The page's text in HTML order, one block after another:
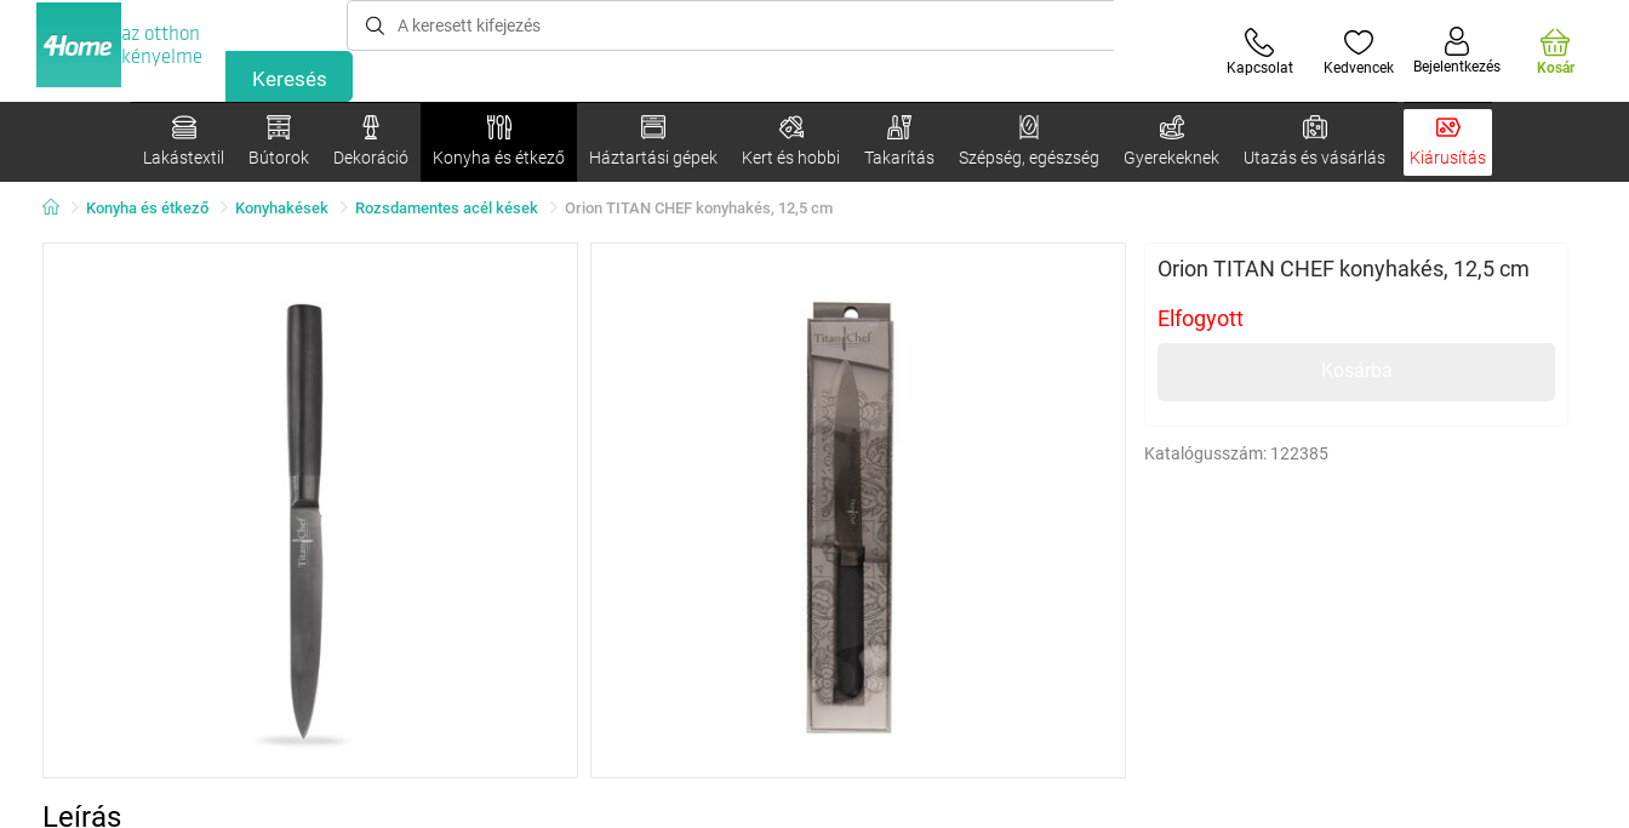
az otthon
kényelme
Kapcsolat Kedvencek Bejelentkezés Kosár
Lakástextil Bútorok Dekoráció Konyha és étkező Háztartási gépek Kert és hobbi Takarítás Szépség, egészség Gyerekeknek Utazás és vásárlás Kiárusítás
Konyha és étkező Konyhakések Rozsdamentes acél kések Orion TITAN CHEF konyhakés, 12,5 cm
Orion TITAN CHEF konyhakés, 12,5 cm
Elfogyott
Katalógusszám: 122385
Leírás